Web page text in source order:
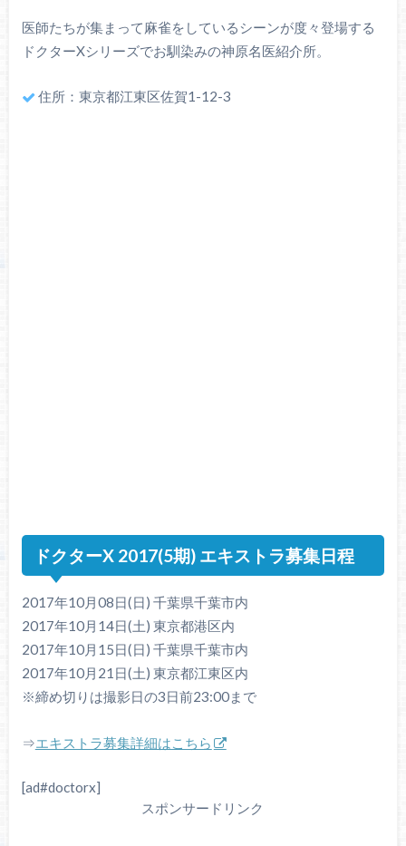
医師たちが集まって麻雀をしているシーンが度々登場する
ドクターXシリーズでお馴染みの神原名医紹介所。
住所：東京都江東区佐賀1-12-3
ドクターX 2017(5期) エキストラ募集日程
2017年10月08日(日) 千葉県千葉市内
2017年10月14日(土) 東京都港区内
2017年10月15日(日) 千葉県千葉市内
2017年10月21日(土) 東京都江東区内
※締め切りは撮影日の3日前23:00まで
⇒エキストラ募集詳細はこちら
[ad#doctorx]
スポンサードリンク